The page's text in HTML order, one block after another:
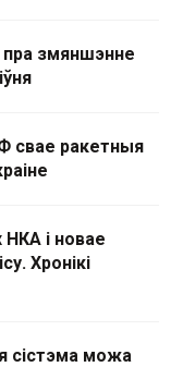
змяншэнне
свае ракетныя
і новае
Хронікі
сістэма можа